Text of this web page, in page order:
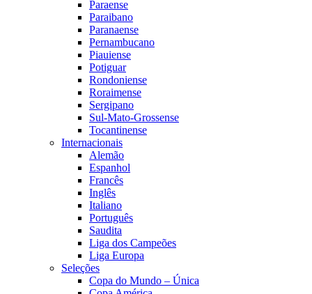
Paraense
Paraibano
Paranaense
Pernambucano
Piauiense
Potiguar
Rondoniense
Roraimense
Sergipano
Sul-Mato-Grossense
Tocantinense
Internacionais
Alemão
Espanhol
Francês
Inglês
Italiano
Português
Saudita
Liga dos Campeões
Liga Europa
Seleções
Copa do Mundo – Única